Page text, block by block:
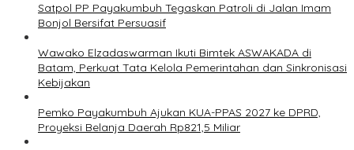
Satpol PP Payakumbuh Tegaskan Patroli di Jalan Imam
Bonjol Bersifat Persuasif
Wawako Elzadaswarman Ikuti Bimtek ASWAKADA di
Batam, Perkuat Tata Kelola Pemerintahan dan Sinkronisasi
Kebijakan
Pemko Payakumbuh Ajukan KUA-PPAS 2027 ke DPRD,
Proyeksi Belanja Daerah Rp821,5 Miliar